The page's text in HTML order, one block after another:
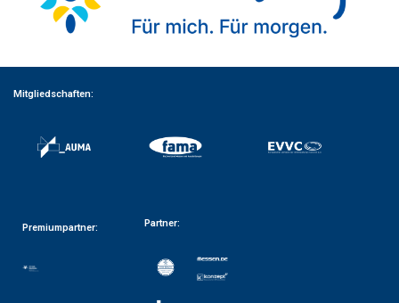
Mitgliedschaften:
Premiumpartner: Partner: